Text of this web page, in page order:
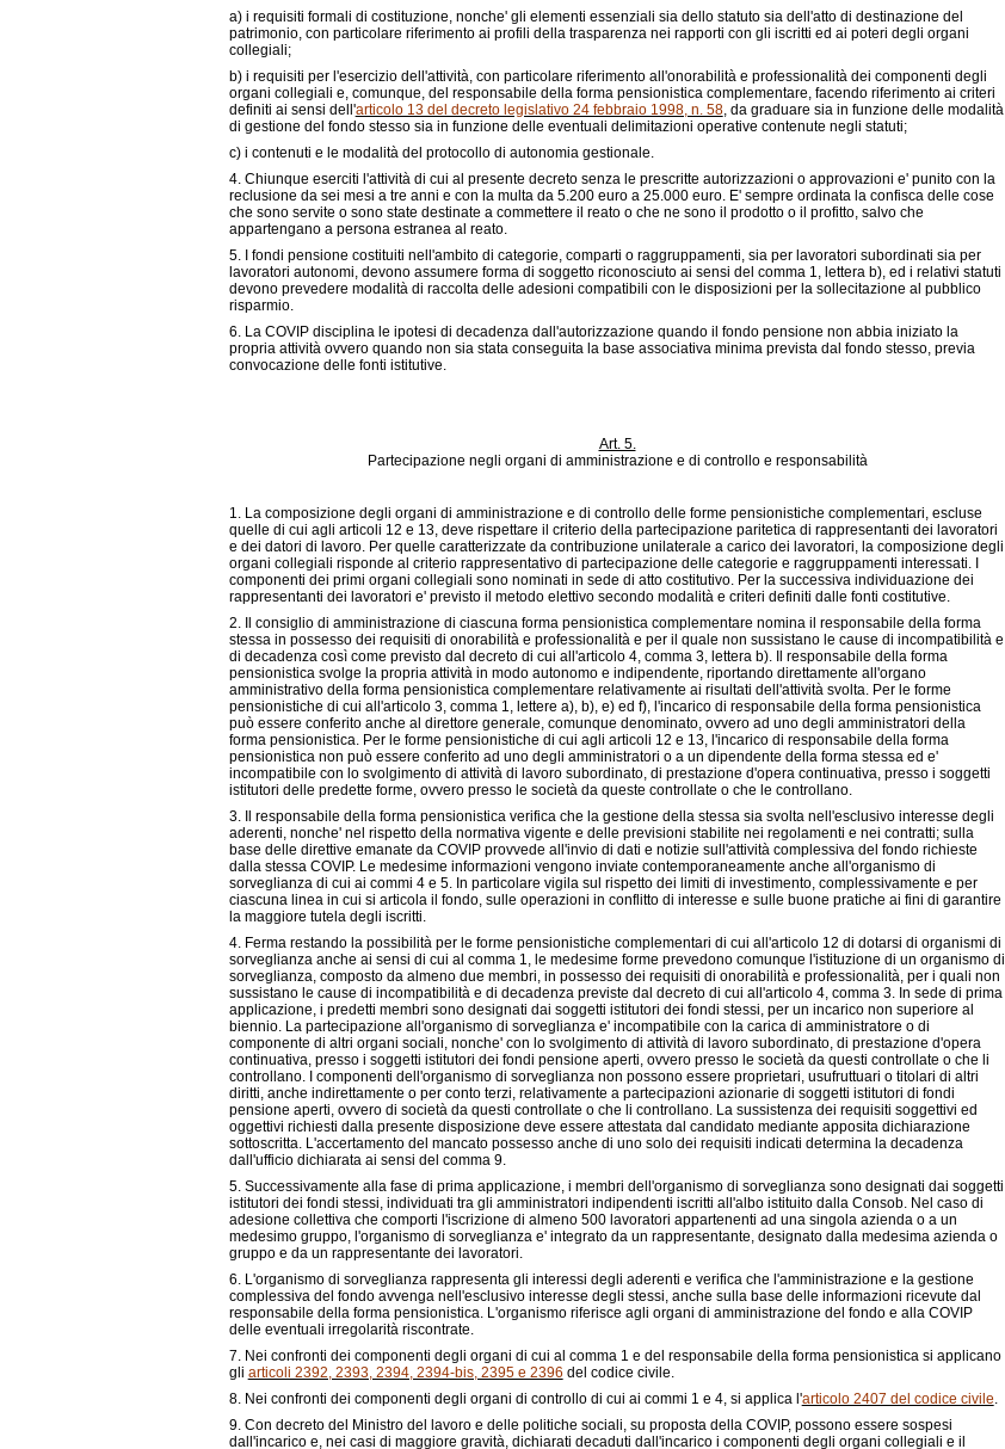
a)i requisiti formali di costituzione, nonche' gli elementi essenziali sia dello statuto sia dell'atto di destinazione del
patrimonio, con particolare riferimento ai profili della trasparenza nei rapporti con gli iscritti ed ai poteri degli organi
collegiali;
b)i requisiti per l'esercizio dell'attività, con particolare riferimento all'onorabilità e professionalità dei componenti degli
organi collegiali e, comunque, del responsabile della forma pensionistica complementare, facendo riferimento ai criteri
definiti ai sensi dell'articolo 13 del decreto legislativo 24 febbraio 1998, n. 58, da graduare sia in funzione delle modalità
di gestione del fondo stesso sia in funzione delle eventuali delimitazioni operative contenute negli statuti;
c)i contenuti e le modalità del protocollo di autonomia gestionale.
4. Chiunque eserciti l'attività di cui al presente decreto senza le prescritte autorizzazioni o approvazioni e' punito con la
reclusione da sei mesi a tre anni e con la multa da 5.200 euro a 25.000 euro. E' sempre ordinata la confisca delle cose
che sono servite o sono state destinate a commettere il reato o che ne sono il prodotto o il profitto, salvo che
appartengano a persona estranea al reato.
5. I fondi pensione costituiti nell'ambito di categorie, comparti o raggruppamenti, sia per lavoratori subordinati sia per
lavoratori autonomi, devono assumere forma di soggetto riconosciuto ai sensi del comma 1, lettera b), ed i relativi statuti
devono prevedere modalità di raccolta delle adesioni compatibili con le disposizioni per la sollecitazione al pubblico
risparmio.
6. La COVIP disciplina le ipotesi di decadenza dall'autorizzazione quando il fondo pensione non abbia iniziato la
propria attività ovvero quando non sia stata conseguita la base associativa minima prevista dal fondo stesso, previa
convocazione delle fonti istitutive.
Art. 5.
Partecipazione negli organi di amministrazione e di controllo e responsabilità
1. La composizione degli organi di amministrazione e di controllo delle forme pensionistiche complementari, escluse
quelle di cui agli articoli 12 e 13, deve rispettare il criterio della partecipazione paritetica di rappresentanti dei lavoratori
e dei datori di lavoro. Per quelle caratterizzate da contribuzione unilaterale a carico dei lavoratori, la composizione degli
organi collegiali risponde al criterio rappresentativo di partecipazione delle categorie e raggruppamenti interessati. I
componenti dei primi organi collegiali sono nominati in sede di atto costitutivo. Per la successiva individuazione dei
rappresentanti dei lavoratori e' previsto il metodo elettivo secondo modalità e criteri definiti dalle fonti costitutive.
2. Il consiglio di amministrazione di ciascuna forma pensionistica complementare nomina il responsabile della forma
stessa in possesso dei requisiti di onorabilità e professionalità e per il quale non sussistano le cause di incompatibilità e
di decadenza così come previsto dal decreto di cui all'articolo 4, comma 3, lettera b). Il responsabile della forma
pensionistica svolge la propria attività in modo autonomo e indipendente, riportando direttamente all'organo
amministrativo della forma pensionistica complementare relativamente ai risultati dell'attività svolta. Per le forme
pensionistiche di cui all'articolo 3, comma 1, lettere a), b), e)ed f), l'incarico di responsabile della forma pensionistica
può essere conferito anche al direttore generale, comunque denominato, ovvero ad uno degli amministratori della
forma pensionistica. Per le forme pensionistiche di cui agli articoli 12 e 13, l'incarico di responsabile della forma
pensionistica non può essere conferito ad uno degli amministratori o a un dipendente della forma stessa ed e'
incompatibile con lo svolgimento di attività di lavoro subordinato, di prestazione d'opera continuativa, presso i soggetti
istitutori delle predette forme, ovvero presso le società da queste controllate o che le controllano.
3. Il responsabile della forma pensionistica verifica che la gestione della stessa sia svolta nell'esclusivo interesse degli
aderenti, nonche' nel rispetto della normativa vigente e delle previsioni stabilite nei regolamenti e nei contratti; sulla
base delle direttive emanate da COVIP provvede all'invio di dati e notizie sull'attività complessiva del fondo richieste
dalla stessa COVIP. Le medesime informazioni vengono inviate contemporaneamente anche all'organismo di
sorveglianza di cui ai commi 4 e 5. In particolare vigila sul rispetto dei limiti di investimento, complessivamente e per
ciascuna linea in cui si articola il fondo, sulle operazioni in conflitto di interesse e sulle buone pratiche ai fini di garantire
la maggiore tutela degli iscritti.
4. Ferma restando la possibilità per le forme pensionistiche complementari di cui all'articolo 12 di dotarsi di organismi di
sorveglianza anche ai sensi di cui al comma 1, le medesime forme prevedono comunque l'istituzione di un organismo di
sorveglianza, composto da almeno due membri, in possesso dei requisiti di onorabilità e professionalità, per i quali non
sussistano le cause di incompatibilità e di decadenza previste dal decreto di cui all'articolo 4, comma 3. In sede di prima
applicazione, i predetti membri sono designati dai soggetti istitutori dei fondi stessi, per un incarico non superiore al
biennio. La partecipazione all'organismo di sorveglianza e' incompatibile con la carica di amministratore o di
componente di altri organi sociali, nonche' con lo svolgimento di attività di lavoro subordinato, di prestazione d'opera
continuativa, presso i soggetti istitutori dei fondi pensione aperti, ovvero presso le società da questi controllate o che li
controllano. I componenti dell'organismo di sorveglianza non possono essere proprietari, usufruttuari o titolari di altri
diritti, anche indirettamente o per conto terzi, relativamente a partecipazioni azionarie di soggetti istitutori di fondi
pensione aperti, ovvero di società da questi controllate o che li controllano. La sussistenza dei requisiti soggettivi ed
oggettivi richiesti dalla presente disposizione deve essere attestata dal candidato mediante apposita dichiarazione
sottoscritta. L'accertamento del mancato possesso anche di uno solo dei requisiti indicati determina la decadenza
dall'ufficio dichiarata ai sensi del comma 9.
5. Successivamente alla fase di prima applicazione, i membri dell'organismo di sorveglianza sono designati dai soggetti
istitutori dei fondi stessi, individuati tra gli amministratori indipendenti iscritti all'albo istituito dalla Consob. Nel caso di
adesione collettiva che comporti l'iscrizione di almeno 500 lavoratori appartenenti ad una singola azienda o a un
medesimo gruppo, l'organismo di sorveglianza e' integrato da un rappresentante, designato dalla medesima azienda o
gruppo e da un rappresentante dei lavoratori.
6. L'organismo di sorveglianza rappresenta gli interessi degli aderenti e verifica che l'amministrazione e la gestione
complessiva del fondo avvenga nell'esclusivo interesse degli stessi, anche sulla base delle informazioni ricevute dal
responsabile della forma pensionistica. L'organismo riferisce agli organi di amministrazione del fondo e alla COVIP
delle eventuali irregolarità riscontrate.
7. Nei confronti dei componenti degli organi di cui al comma 1 e del responsabile della forma pensionistica si applicano
gli articoli 2392, 2393, 2394, 2394-bis, 2395 e 2396 del codice civile.
8. Nei confronti dei componenti degli organi di controllo di cui ai commi 1 e 4, si applica l'articolo 2407 del codice civile.
9. Con decreto del Ministro del lavoro e delle politiche sociali, su proposta della COVIP, possono essere sospesi
dall'incarico e, nei casi di maggiore gravità, dichiarati decaduti dall'incarico i componenti degli organi collegiali e il